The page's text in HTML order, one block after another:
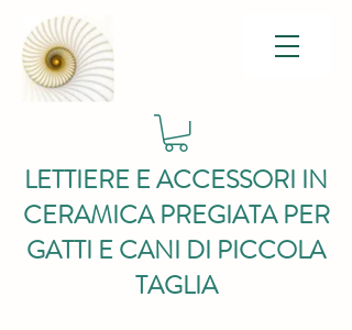
LETTIERE E ACCESSORI IN
CERAMICA PREGIATA PER
GATTI E CANI DI PICCOLA
TAGLIA